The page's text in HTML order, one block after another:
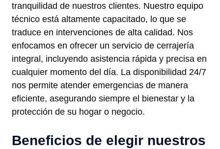
tranquilidad de nuestros clientes. Nuestro equipo
técnico está altamente capacitado, lo que se
traduce en intervenciones de alta calidad. Nos
enfocamos en ofrecer un servicio de cerrajería
integral, incluyendo asistencia rápida y precisa en
cualquier momento del día. La disponibilidad 24/7
nos permite atender emergencias de manera
eficiente, asegurando siempre el bienestar y la
protección de su hogar o negocio.
Beneficios de elegir nuestros